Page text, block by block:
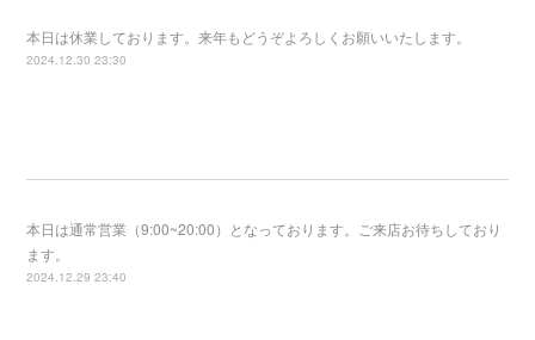
本日は休業しております。来年もどうぞよろしくお願いいたします。
2024.12.30 23:30
本日は通常営業（9:00~20:00）となっております。ご来店お待ちしており
ます。
2024.12.29 23:40